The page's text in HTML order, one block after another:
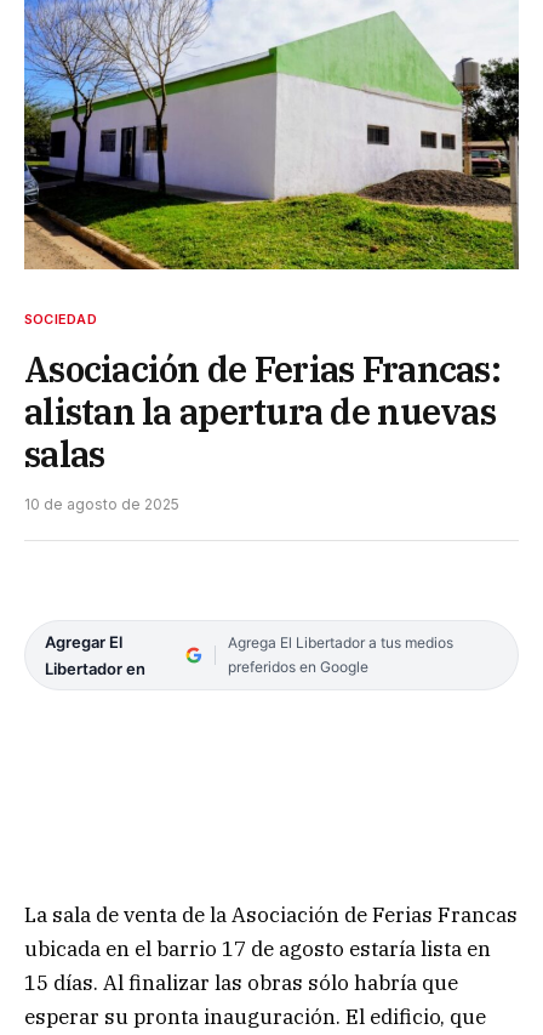
SOCIEDAD
Asociación de Ferias Francas:
alistan la apertura de nuevas
salas
10 de agosto de 2025
Agregar El
Libertador en
Agrega El Libertador a tus medios
preferidos en Google
La sala de venta de la Asociación de Ferias Francas
ubicada en el barrio 17 de agosto estaría lista en
15 días. Al finalizar las obras sólo habría que
esperar su pronta inauguración. El edificio, que